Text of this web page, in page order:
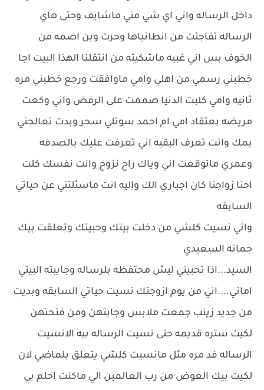
داخل الرساله واني اي شي مني ماشايف وحتى هاي
الرساله تفاجئت من انطانياها وحرت وين اضمه من
الخوف بس اني غبيه ماشكيته من انتقلنا الهذا البيت اجا
خطبني رسمي من اهلي وامي ماوافقت ورجع خطبني مره
ثانيه وامي كلبت الدنيا صممت على الرفض واني وكعت
مريضه بعتقاد امي ام احمد سوتلي سحر وبدت تعالجني
يمك وانت تعرف البقيه اني تعرفت عليك بالصدفه
وعمري ماتوقعت اني وياك راح نزوج وانت نفسك كلت
احنا زواجنا كان اجباري الك واليه انت ماسئلتني عن حياتي
السابقه
واني نسيت كلشي من دخلت بيتك وحبيتك وتعلقت بيك
جمانه السعيدي
السيد...اذا تحبيني ليش محتفظه بلرساله وجايبته البيتي
اماني....اني من يوم ازوجتك نسيت حياتي السابقه وبديت
من جديد زينب جمعت ملابس وجابتهن ومن فتحتهن
لكيت ستره قديمه حتى نسيت الرساله بيه الانسيت
الرساله فد مره مثل مانسيت كلشي يتعلق بلماضي لان
لكيت بيك العوض من رب العالمين الي ماكنت احلم بي